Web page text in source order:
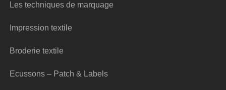
Les techniques de marquage
Impression textile
Broderie textile
Ecussons – Patch & Labels